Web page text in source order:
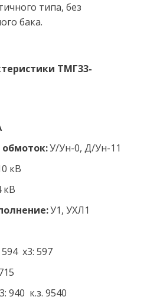
типа, без
бака.
ТМГ33-
У/Ун-0, Д/Ун-11
кВ
кВ
У1, УХЛ1
х3: 597
940  к.з. 9540